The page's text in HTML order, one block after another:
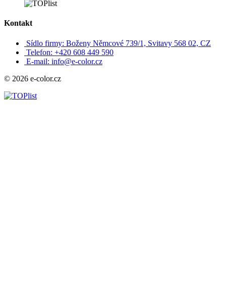
Kontakt
Sídlo firmy: Boženy Němcové 739/1, Svitavy 568 02, CZ
Telefon: +420 608 449 590
E-mail: info@e-color.cz
© 2026 e-color.cz